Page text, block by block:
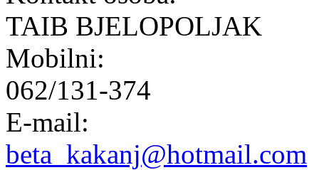
TAIB BJELOPOLJAK
Mobilni:
062/131-374
E-mail:
beta_kakanj@hotmail.com